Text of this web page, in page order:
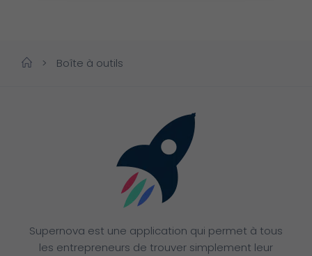
> Boîte à outils
Supernova est une application qui permet à tous
les entrepreneurs de trouver simplement leur